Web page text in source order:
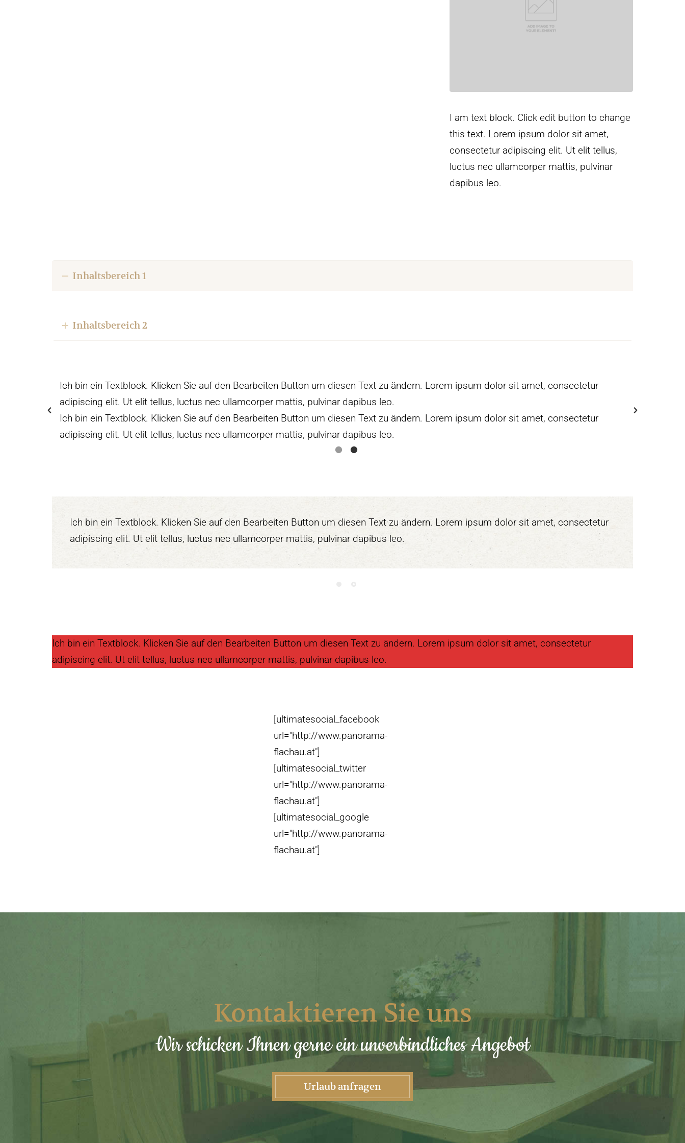
I am text block. Click edit button to change
this text. Lorem ipsum dolor sit amet,
consectetur adipiscing elit. Ut elit tellus,
luctus nec ullamcorper mattis, pulvinar
dapibus leo.
Inhaltsbereich 1
Inhaltsbereich 2
Ich bin ein Textblock. Klicken Sie auf den Bearbeiten Button um diesen Text zu ändern. Lorem ipsum dolor sit amet, consectetur
adipiscing elit. Ut elit tellus, luctus nec ullamcorper mattis, pulvinar dapibus leo.
Ich bin ein Textblock. Klicken Sie auf den Bearbeiten Button um diesen Text zu ändern. Lorem ipsum dolor sit amet, consectetur
adipiscing elit. Ut elit tellus, luctus nec ullamcorper mattis, pulvinar dapibus leo.
Ich bin ein Textblock. Klicken Sie auf den Bearbeiten Button um diesen Text zu ändern. Lorem ipsum dolor sit amet, consectetur
adipiscing elit. Ut elit tellus, luctus nec ullamcorper mattis, pulvinar dapibus leo.
Ich bin ein Textblock. Klicken Sie auf den Bearbeiten Button um diesen Text zu ändern. Lorem ipsum dolor sit amet, consectetur
adipiscing elit. Ut elit tellus, luctus nec ullamcorper mattis, pulvinar dapibus leo.
[ultimatesocial_facebook
url="http://www.panorama-
flachau.at"]
[ultimatesocial_twitter
url="http://www.panorama-
flachau.at"]
[ultimatesocial_google
url="http://www.panorama-
flachau.at"]
Kontaktieren Sie uns
Wir schicken Ihnen gerne ein unverbindliches Angebot
Urlaub anfragen